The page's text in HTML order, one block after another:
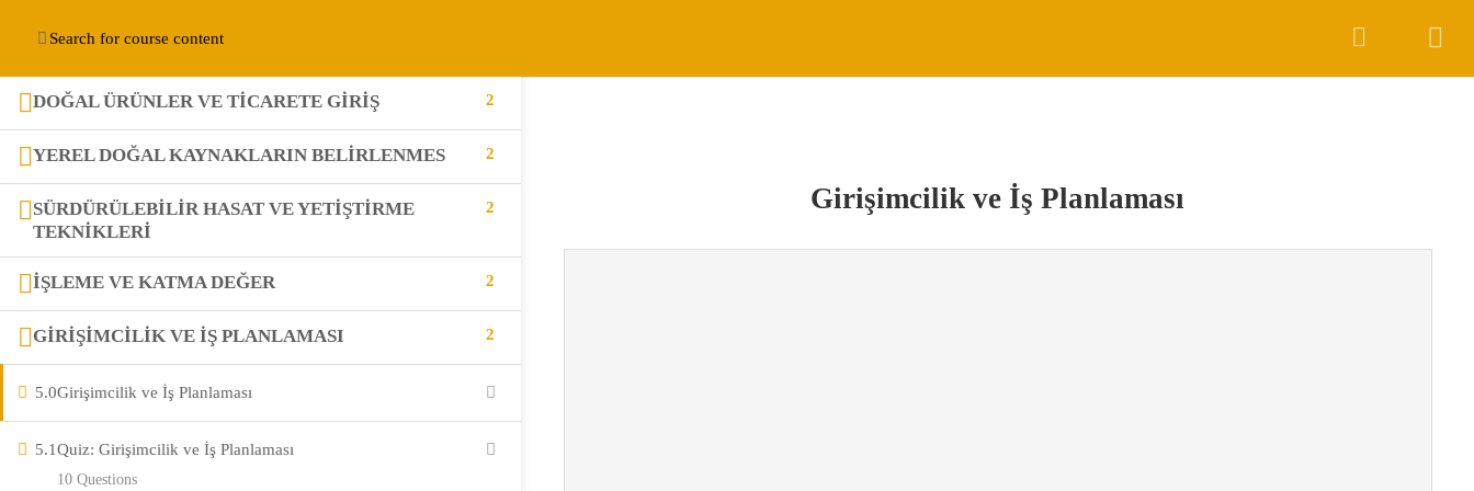
DOĞAL ÜRÜNLER VE TICARETE GIRIŞ 2
YEREL DOĞAL KAYNAKLARIN BELIRLENMES 2
SÜRDÜRÜLEBILIR HASAT VE YETIŞTIRME
TEKNIKLERI
2
İŞLEME VE KATMA DEĞER 2
GIRIŞIMCILIK VE İŞ PLANLAMASI 2
5.0Girişimcilik ve İş Planlaması
5.1Quiz: Girişimcilik ve İş Planlaması
10 Questions
Girişimcilik ve İş Planlaması